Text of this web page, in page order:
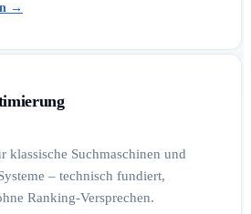
→
klassische Suchmaschinen und
– technisch fundiert,
Ranking-Versprechen.